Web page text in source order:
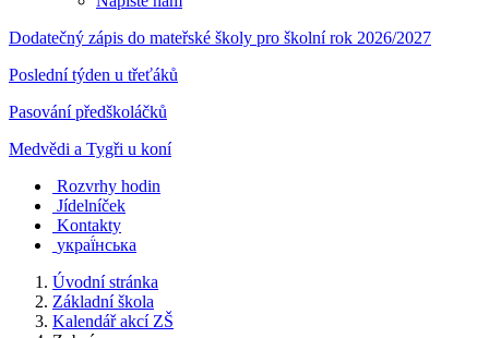
Dodatečný zápis do mateřské školy pro školní rok 2026/2027
Poslední týden u třeťáků
Pasování předškoláčků
Medvědi a Tygři u koní
Rozvrhy hodin
Jídelníček
Kontakty
украї́нська
Úvodní stránka
Základní škola
Kalendář akcí ZŠ